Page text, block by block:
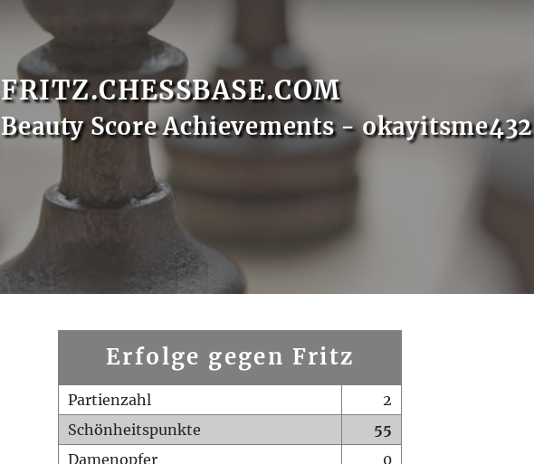
FRITZ.CHESSBASE.COM
Beauty Score Achievements - okayitsme432
Erfolge gegen Fritz
Partienzahl
2
Schönheitspunkte
55
Damenopfer
0